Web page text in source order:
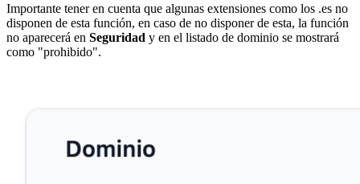
Importante tener en cuenta que algunas extensiones como los .es no
disponen de esta función, en caso de no disponer de esta, la función
no aparecerá en Seguridad y en el listado de dominio se mostrará
como "prohibido".